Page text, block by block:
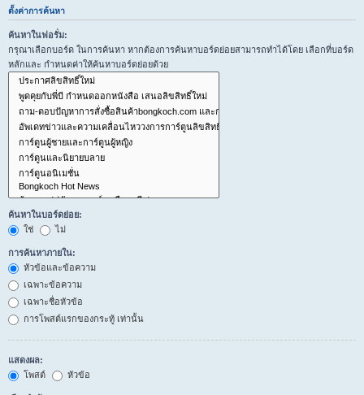
ตั้งค่าการค้นหา
ค้นหาในฟอรั่ม:
กรุณาเลือกบอร์ด ในการค้นหา หากต้องการค้นหาบอร์ดย่อยสามารถทำได้โดย เลือกที่บอร์ด
หลักและ กำหนดค่าให้ค้นหาบอร์ดย่อยด้วย
ค้นหาในบอร์ดย่อย:
ใช่
ไม่
การค้นหาภายใน:
หัวข้อและข้อความ
เฉพาะข้อความ
เฉพาะชื่อหัวข้อ
การโพสต์แรกของกระทู้ เท่านั้น
แสดงผล:
โพสต์
หัวข้อ